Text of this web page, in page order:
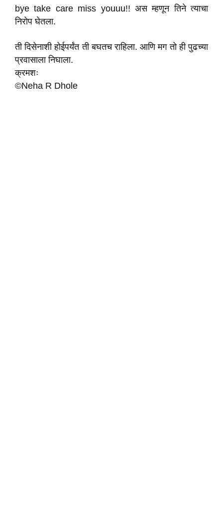
bye take care miss youuu!! अस म्हणून तिने त्याचा
निरोप घेतला.
ती दिसेनाशी होईपर्यंत ती बघतच राहिला. आणि मग तो ही पुढच्या
प्रवासाला निघाला.
क्रमशः
©Neha R Dhole